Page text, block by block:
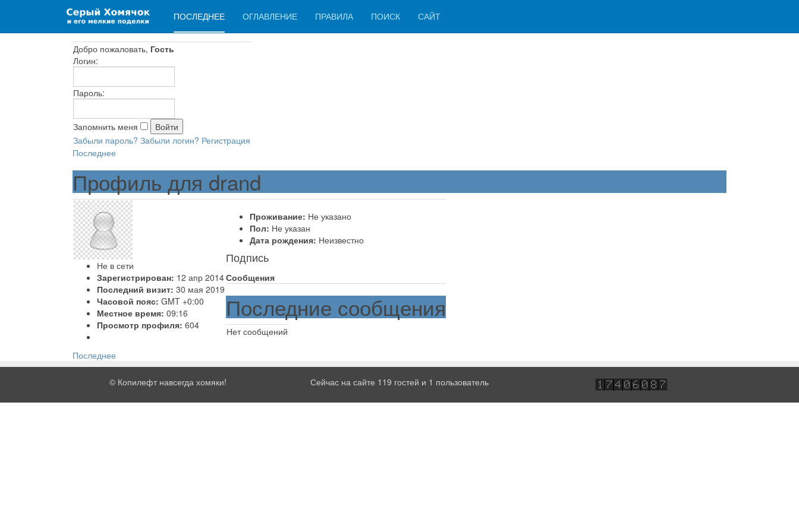
ПОСЛЕДНЕЕ ОГЛАВЛЕНИЕ ПРАВИЛА ПОИСК САЙТ
Добро пожаловать, Гость
Логин:
Пароль:
Запомнить меня
Забыли пароль? Забыли логин? Регистрация
Последнее
Профиль для drand
Не в сети
Зарегистрирован: 12 апр 2014
Последний визит: 30 мая 2019
Часовой пояс: GMT +0:00
Местное время: 09:16
Просмотр профиля: 604
Проживание: Не указано
Пол: Не указан
Дата рождения: Неизвестно
Подпись
Сообщения
Последние сообщения
Нет сообщений
Последнее
© Копилефт навсегда хомяки! Сейчас на сайте 119 гостей и 1 пользователь